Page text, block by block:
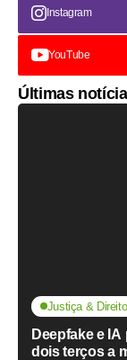
Instagram
YouTube
Últimas
Justiça & Direito
Deepfake e
dois terços a